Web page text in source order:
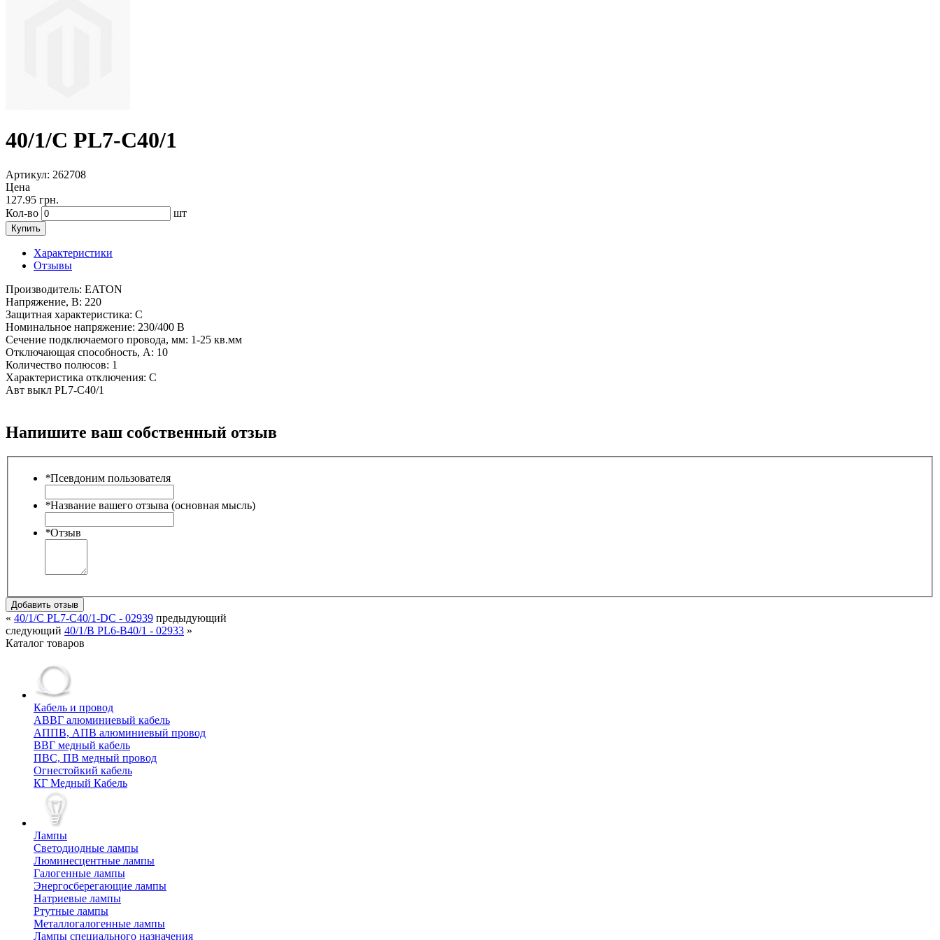
40/1/C PL7-C40/1
Артикул: 262708
Цена
127.95 грн.
Кол-во
шт
Купить
Характеристики
Отзывы
Производитель: EATON
Напряжение, В: 220
Защитная характеристика: C
Номинальное напряжение: 230/400 В
Сечение подключаемого провода, мм: 1-25 кв.мм
Отключающая способность, А: 10
Количество полюсов: 1
Характеристика отключения: C
Авт выкл PL7-C40/1
Напишите ваш собственный отзыв
*Псевдоним пользователя
*Название вашего отзыва (основная мысль)
*Отзыв
Добавить отзыв
« 40/1/C PL7-C40/1-DC - 02939 предыдующий
следующий 40/1/B PL6-B40/1 - 02933 »
Каталог товаров
Кабель и провод
АВВГ алюминиевый кабель
АППВ, АПВ алюминиевый провод
ВВГ медный кабель
ПВС, ПВ медный провод
Огнестойкий кабель
КГ Медный Кабель
Лампы
Cветодиодные лампы
Люминесцентные лампы
Галогенные лампы
Энергосберегающие лампы
Натриевые лампы
Ртутные лампы
Металлогалогенные лампы
Лампы специального назначения